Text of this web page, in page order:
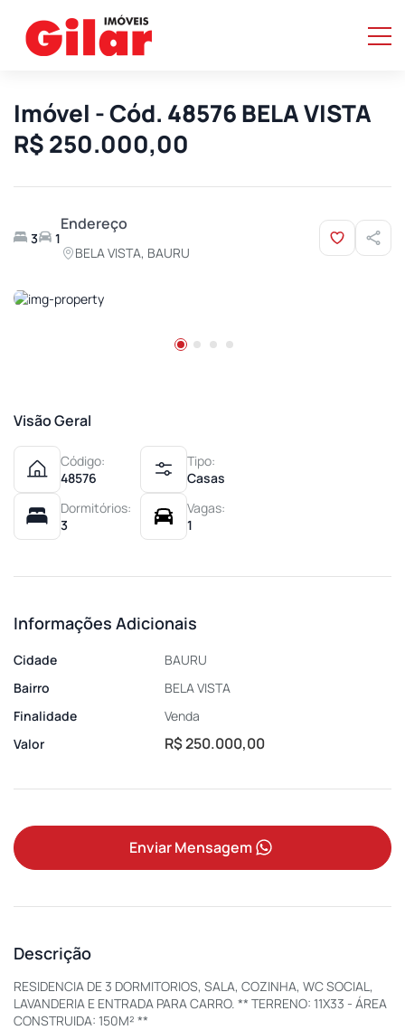
Imóvel - Cód. 48576 BELA VISTA
R$ 250.000,00
3 1
Endereço
BELA VISTA, BAURU
Visão Geral
Código:
48576
Tipo:
Casas
Dormitórios:
3
Vagas:
1
Informações Adicionais
Cidade
BAURU
Bairro
BELA VISTA
Finalidade
Venda
Valor
R$ 250.000,00
Enviar Mensagem
Descrição
RESIDENCIA DE 3 DORMITORIOS, SALA, COZINHA, WC SOCIAL,
LAVANDERIA E ENTRADA PARA CARRO. ** TERRENO: 11X33 - ÁREA
CONSTRUIDA: 150M² **